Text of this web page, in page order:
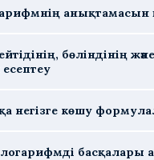
анықтамасын
бөліндінің
негізге көшу
логарифмді басқалары